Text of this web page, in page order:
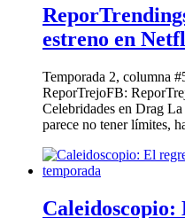
estreno en
Temporada 2, columna
ReporTrejoFB:
Celebridades en Drag
parece no tener límites,
Caleidoscopio: